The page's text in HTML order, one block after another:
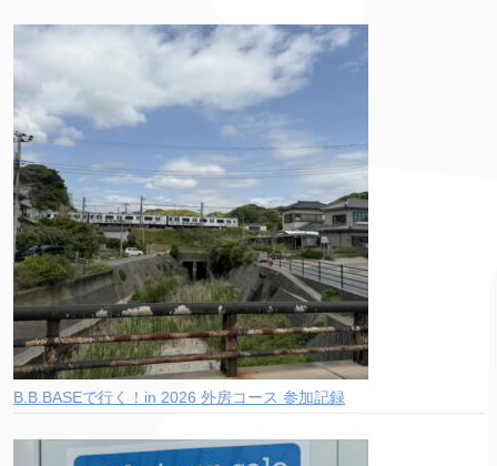
B.B.BASEで行く！in 2026 外房コース 参加記録